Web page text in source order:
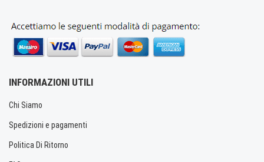
INFORMAZIONI UTILI
Chi Siamo
Spedizioni e pagamenti
Politica Di Ritorno